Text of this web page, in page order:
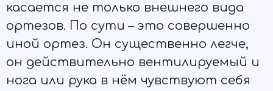
касается не только внешнего вида
ортезов. По сути – это совершенно
иной ортез. Он существенно легче,
он действительно вентилируемый и
нога или рука в нём чувствуют себя